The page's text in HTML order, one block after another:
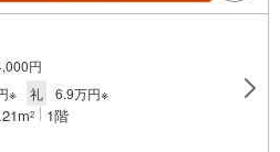
円
※ 礼 6.9万円※
2 1階